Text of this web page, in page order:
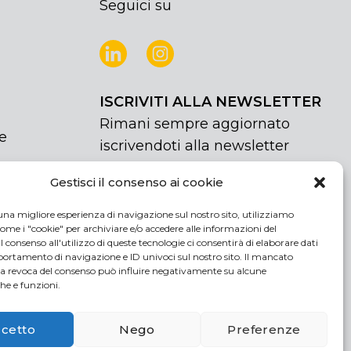
Gestisci il consenso ai cookie
migliore esperienza di navigazione sul nostro sito, utilizziamo
i "cookie" per archiviare e/o accedere alle informazioni del
consenso all'utilizzo di queste tecnologie ci consentirà di elaborare dati
di navigazione e ID univoci sul nostro sito. Il mancato
revoca del consenso può influire negativamente su alcune
e funzioni.
Nego Preferenze
Seguici su
ISCRIVITI ALLA NEWSLETTER
Rimani sempre aggiornato
iscrivendoti alla newsletter
NEWSLETTER
Acconsento al trattamento dei miei
dati personali
If
are
human,
leave